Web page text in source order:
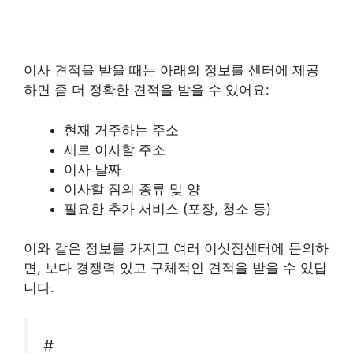
이사 견적을 받을 때는 아래의 정보를 센터에 제공
하면 좀 더 정확한 견적을 받을 수 있어요:
현재 거주하는 주소
새로 이사할 주소
이사 날짜
이사할 짐의 종류 및 양
필요한 추가 서비스 (포장, 청소 등)
이와 같은 정보를 가지고 여러 이삿짐센터에 문의하
면, 보다 경쟁력 있고 구체적인 견적을 받을 수 있답
니다.
#